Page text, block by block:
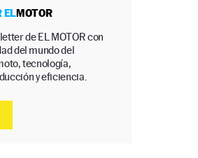
ELMOTOR
de EL MOTOR con
del mundo del
tecnología,
y eficiencia.